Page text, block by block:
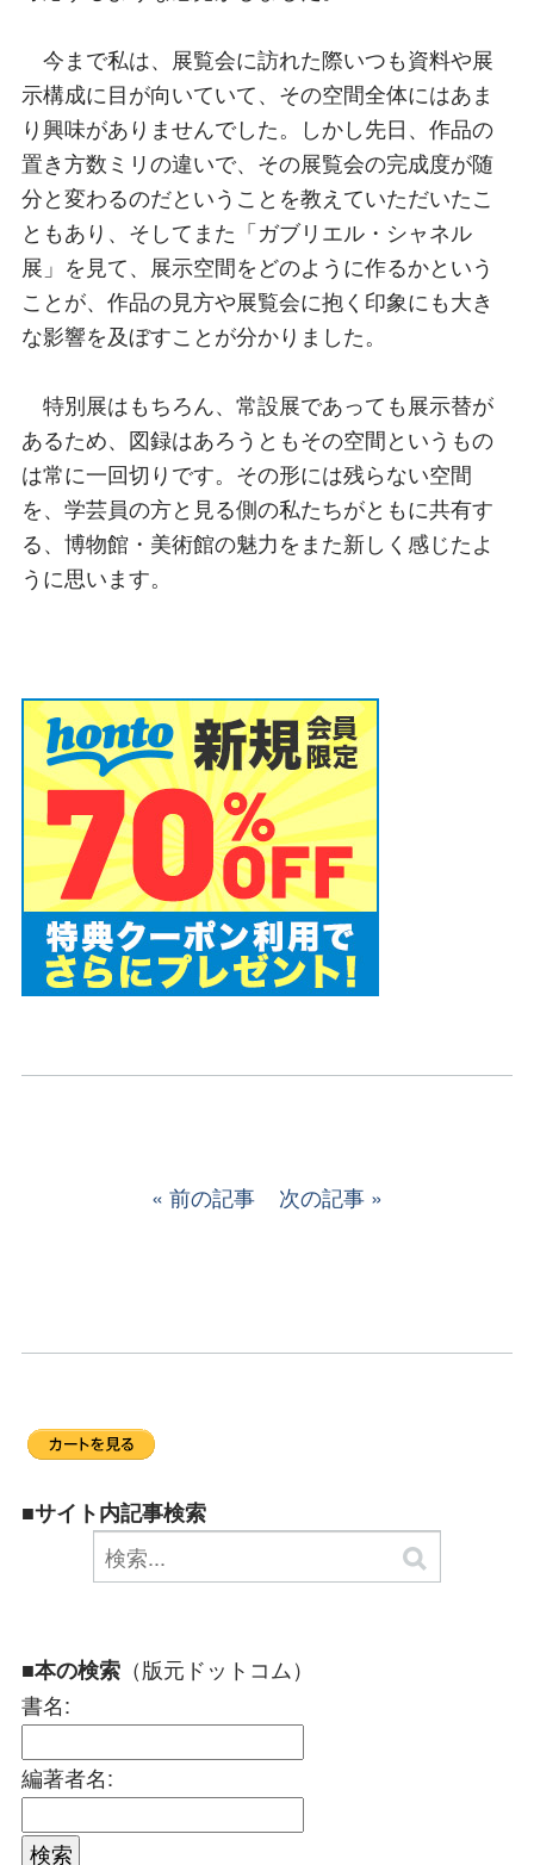
今まで私は、展覧会に訪れた際いつも資料や展
示構成に目が向いていて、その空間全体にはあま
り興味がありませんでした。しかし先日、作品の
置き方数ミリの違いで、その展覧会の完成度が随
分と変わるのだということを教えていただいたこ
ともあり、そしてまた「ガブリエル・シャネル
展」を見て、展示空間をどのように作るかという
ことが、作品の見方や展覧会に抱く印象にも大き
な影響を及ぼすことが分かりました。
特別展はもちろん、常設展であっても展示替が
あるため、図録はあろうともその空間というもの
は常に一回切りです。その形には残らない空間
を、学芸員の方と見る側の私たちがともに共有す
る、博物館・美術館の魅力をまた新しく感じたよ
うに思います。
前の記事 次の記事
■サイト内記事検索
■本の検索 （版元ドットコム）
書名:
編著者名: